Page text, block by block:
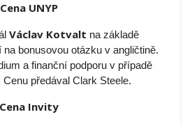
Cena UNYP
Václav Kotvalt na základě
bonusovou otázku v angličtině.
a finanční podporu v případě
Cenu předával Clark Steele.
Cena Invity